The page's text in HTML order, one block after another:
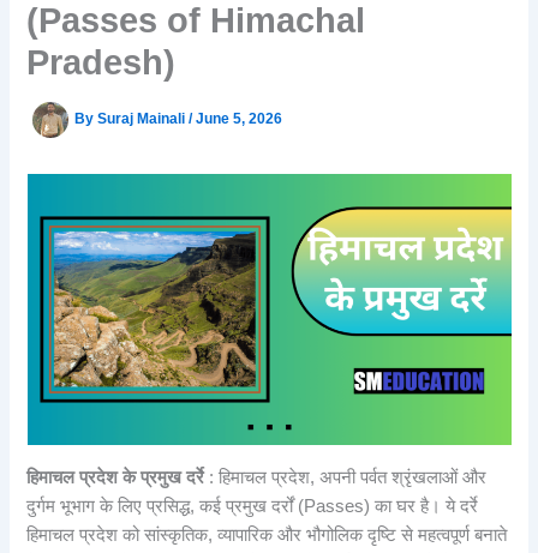
(Passes of Himachal
Pradesh)
BySuraj Mainali/June 5, 2026
हिमाचल प्रदेश के प्रमुख दर्रे: हिमाचल प्रदेश, अपनी पर्वत श्रृंखलाओं और
दुर्गम भूभाग के लिए प्रसिद्ध, कई प्रमुख दर्रों (Passes) का घर है। ये दर्रे
हिमाचल प्रदेश को सांस्कृतिक, व्यापारिक और भौगोलिक दृष्टि से महत्वपूर्ण बनाते